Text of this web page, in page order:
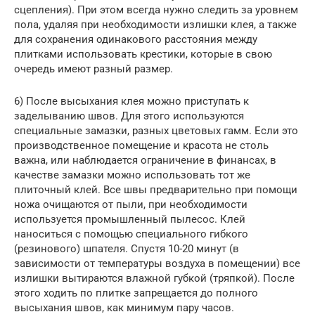
сцепления). При этом всегда нужно следить за уровнем
пола, удаляя при необходимости излишки клея, а также
для сохранения одинакового расстояния между
плитками использовать крестики, которые в свою
очередь имеют разный размер.
6) После высыхания клея можно приступать к
заделыванию швов. Для этого используются
специальные замазки, разных цветовых гамм. Если это
производственное помещение и красота не столь
важна, или наблюдается ограничение в финансах, в
качестве замазки можно использовать тот же
плиточный клей. Все швы предварительно при помощи
ножа очищаются от пыли, при необходимости
используется промышленный пылесос. Клей
наноситься с помощью специального гибкого
(резинового) шпателя. Спустя 10-20 минут (в
зависимости от температуры воздуха в помещении) все
излишки вытираются влажной губкой (тряпкой). После
этого ходить по плитке запрещается до полного
высыхания швов, как минимум пару часов.